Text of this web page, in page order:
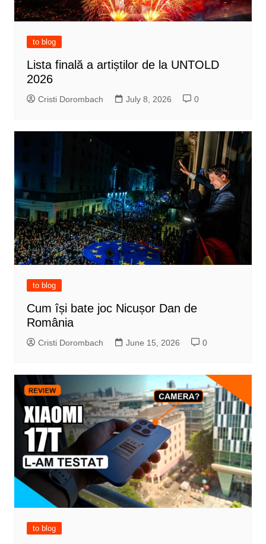
to blog
Lista finală a artiștilor de la UNTOLD
2026
Cristi Dorombach July 8, 2026 0
to blog
Cum își bate joc Nicușor Dan de
România
Cristi Dorombach June 15, 2026 0
to blog